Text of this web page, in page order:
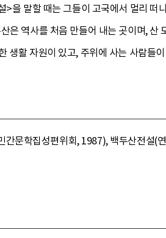
을 말할 때는 그들이 고국에서 멀리
은 역사를 처음 만들어 내는 곳이며, 산
생활 자원이 있고, 주위에 사는 사람들
간문학집성편위회, 1987), 백두산전설(